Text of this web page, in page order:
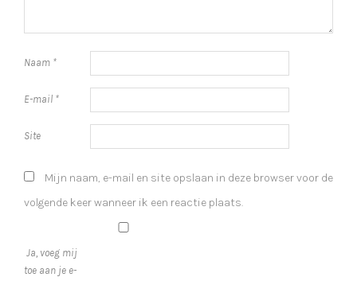
Naam *
E-mail *
Site
Mijn naam, e-mail en site opslaan in deze browser voor de
volgende keer wanneer ik een reactie plaats.
Ja, voeg mij
toe aan je e-